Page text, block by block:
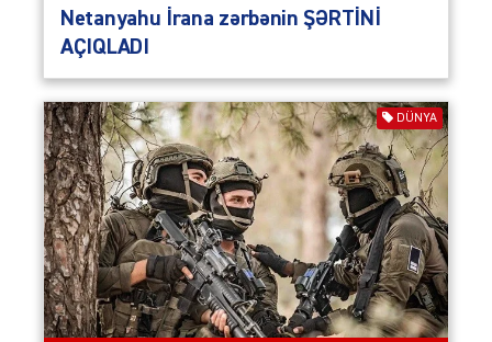
Netanyahu İrana zərbənin ŞƏRTİNİ
AÇIQLADI
DÜNYA